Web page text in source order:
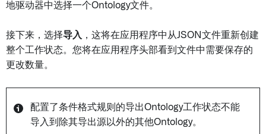
地驱动器中选择一个Ontology文件。
接下来，选择导入 ，这将在应用程序中从JSON文件重新创建
整个工作状态。您将在应用程序头部看到文件中需要保存的
更改数量。
配置了条件格式规则的导出Ontology工作状态不能
导入到除其导出源以外的其他Ontology。